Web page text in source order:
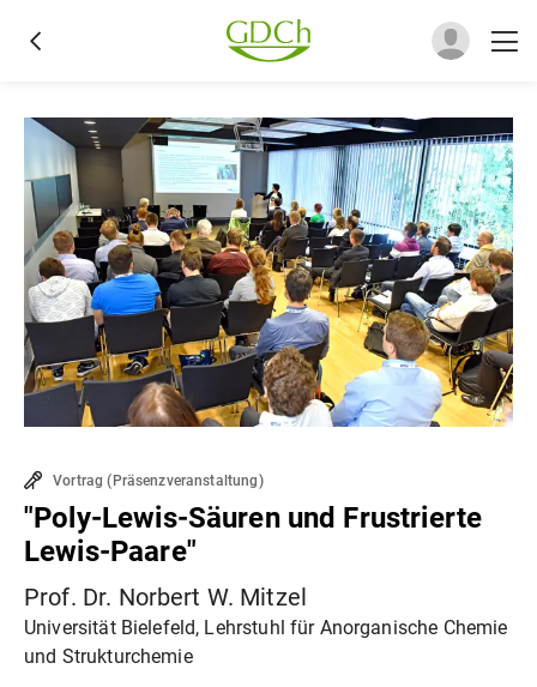
Vortrag (Präsenzveranstaltung)
"Poly-Lewis-Säuren und Frustrierte
Lewis-Paare"
Prof. Dr. Norbert W. Mitzel
Universität Bielefeld, Lehrstuhl für Anorganische Chemie
und Strukturchemie